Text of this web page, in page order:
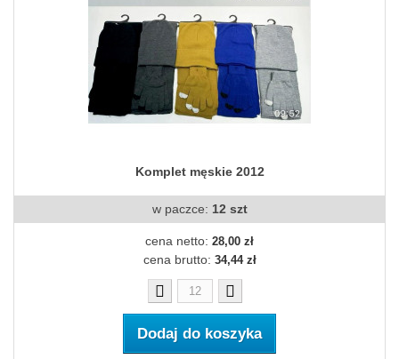
Komplet męskie 2012
w paczce: 12 szt
cena netto: 28,00 zł
cena brutto: 34,44 zł
Dodaj do koszyka